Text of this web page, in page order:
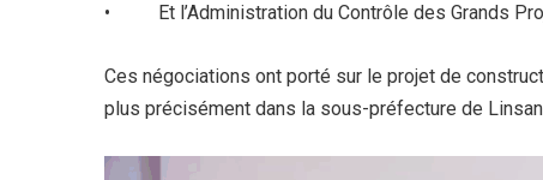
• Et l’Administration du Contrôle des Grands
Ces négociations ont porté sur le projet de
plus précisément dans la sous-préfecture de